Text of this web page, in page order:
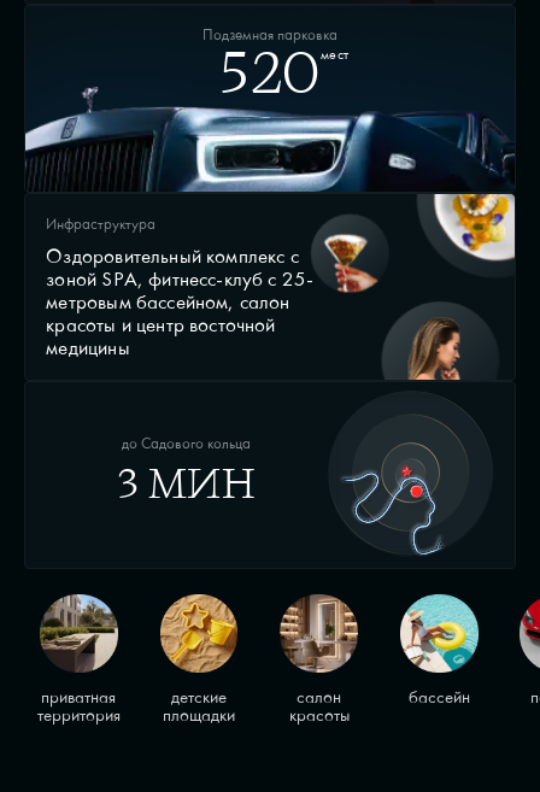
Подземная парковка
520мест
до Садового кольца
3 МИН
Инфраструктура
Оздоровительный комплекс с
зоной SPA, фитнесс-клуб с 25-
метровым бассейном, салон
красоты и центр восточной
медицины
приватная
территория
детские
площадки
салон
красоты
бассейн